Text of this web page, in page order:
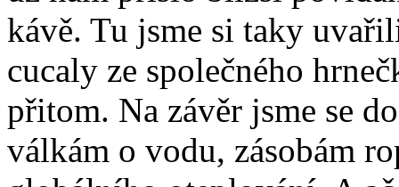
kávě. Tu jsme si taky
cucaly ze společného
přitom. Na závěr jsme se
válkám o vodu, zásobám